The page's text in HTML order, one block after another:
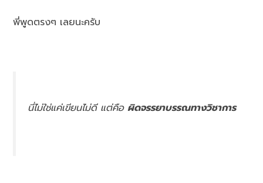
พี่พูดตรงๆ เลยนะครับ
นี่ไม่ใช่แค่เขียนไม่ดี แต่คือผิดจรรยาบรรณทางวิชาการ